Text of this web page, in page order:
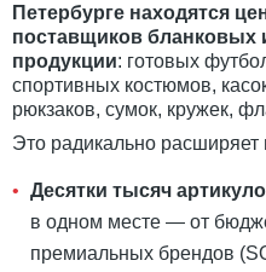
Петербурге находятся
поставщиков бланковых
продукции: готовых
спортивных костюмов,
рюкзаков, сумок, кружек,
Это радикально расширяет
Десятки тысяч
в одном месте — от
премиальных брендов